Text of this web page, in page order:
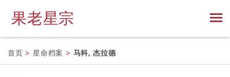
果老星宗
首页 > 星命档案 > 马科, 杰拉德